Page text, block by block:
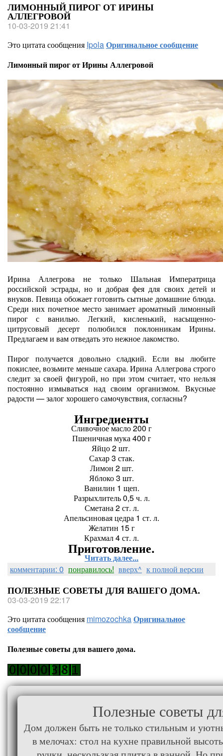
ЛИМОННЫЙ ПИРОГ ОТ ИРИНЫ
АЛЛЕГРОВОЙ
10-03-2019 21:41
Это цитата сообщения IpolaОригинальное сообщение
Лимонный пирог от Ирины Аллегровой
Ирина Аллегрова не только Шальная Императрица
российской эстрады, но и добрая фея для своих детей и
внуков. Певица обожает готовить сытные домашние блюда.
Среди них почетное место занимает ароматный лимонный
пирог с ванилью. Легкий, кисленький, насыщенно-
цитрусовый десерт полюбился поклонникам Ирины.
Предлагаем и вам отведать это нежное лакомство.
Пирог получается довольно сладкий. Если вы любите
покислее, возьмите меньше сахара. Ирина Аллегрова строго
следит за своей фигурой, но при этом считает, что нельзя
постоянно измываться над своим организмом. Вкусные
радости — залог хорошего самочувствия, согласны?
Ингредиенты
Сливочное масло 200 г
Пшеничная мука 400 г
Яйцо 2 шт.
Сахар 3 стак.
Лимон 2 шт.
Яблоко 3 шт.
Ванилин 1 щеп.
Разрыхлитель 0,5 ч. л.
Сметана 2 ст. л.
Апельсиновая цедра 1 ст. л.
Желатин 15 г
Крахмал 4 ст. л.
Приготовление.
Читать далее...
комментарии: 0 понравилось! вверх^ к полной версии
ПОЛЕЗНЫЕ СОВЕТЫ ДЛЯ ВАШЕГО ДОМА.
03-03-2019 22:17
Это цитата сообщения mimozochkaОригинальное
сообщение
Полезные советы для вашего дома.
Полезные советы
Дом должен быть не только стильным и
в мелочах: стол на кухне правильной